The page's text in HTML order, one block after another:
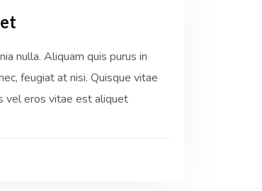
nulla. Aliquam quis purus in
feugiat at nisi. Quisque vitae
vel eros vitae est aliquet